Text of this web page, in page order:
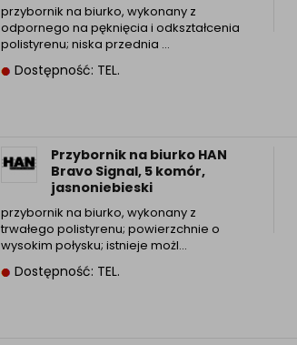
przybornik na biurko, wykonany z
odpornego na pęknięcia i odkształcenia
polistyrenu; niska przednia ...
Dostępność: TEL.
Przybornik na biurko HAN
Bravo Signal, 5 komór,
jasnoniebieski
przybornik na biurko, wykonany z
trwałego polistyrenu; powierzchnie o
wysokim połysku; istnieje możl...
Dostępność: TEL.